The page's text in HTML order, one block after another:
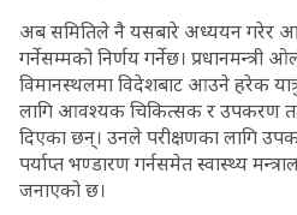
अब समितिले नै यसबारे अध्ययन गरेर
गर्नेसम्मको निर्णय गर्नेछ। प्रधानमन्त्री
विमानस्थलमा विदेशबाट आउने हरेक
लागि आवश्यक चिकित्सक र उपकरण
दिएका छन्। उनले परीक्षणका लागि
पर्याप्त भण्डारण गर्नसमेत स्वास्थ्य
जनाएको छ।